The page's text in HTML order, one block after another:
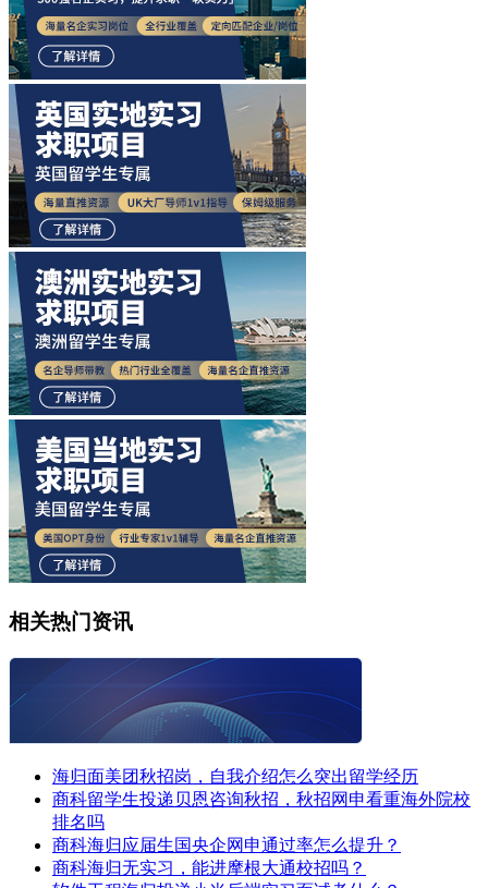
相关热门资讯
海归面美团秋招岗，自我介绍怎么突出留学经历
商科留学生投递贝恩咨询秋招，秋招网申看重海外院校
排名吗
商科海归应届生国央企网申通过率怎么提升？
商科海归无实习，能进摩根大通校招吗？